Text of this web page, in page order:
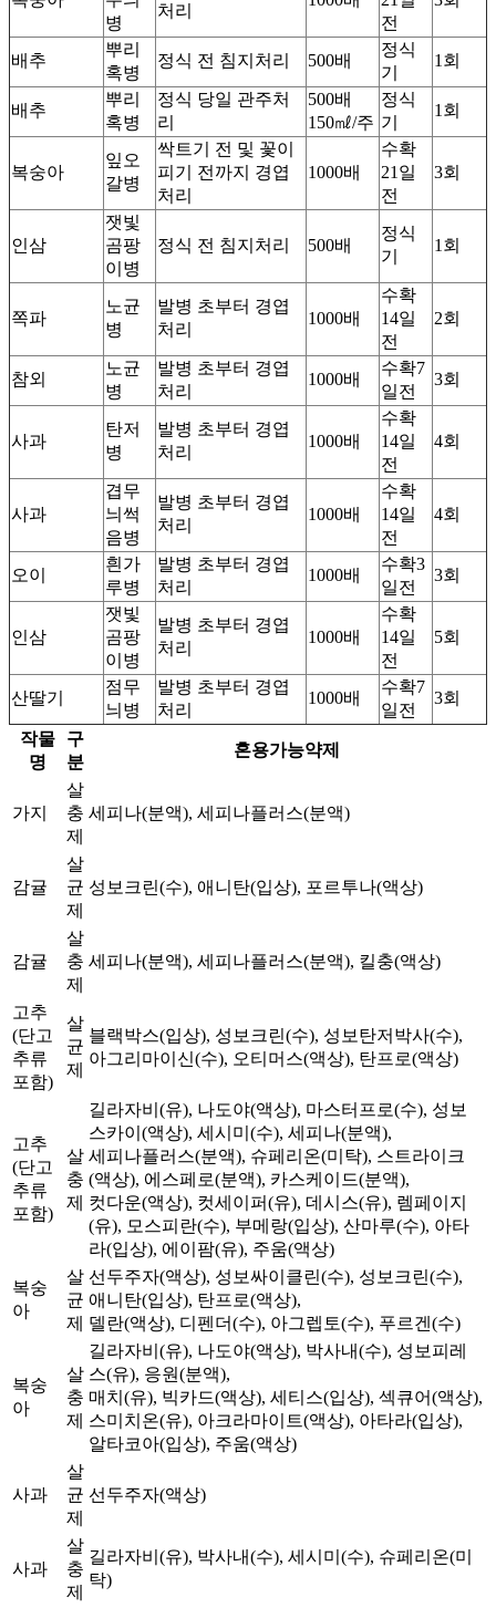
병
처리
전
배추
뿌리
혹병
정식 전 침지처리 500배
정식
기
1회
배추
뿌리
혹병
정식 당일 관주처
리
500배
150㎖/주
정식
기
1회
복숭아
잎오
갈병
싹트기 전 및 꽃이
피기 전까지 경엽
처리
1000배
수확
21일
전
3회
인삼
잿빛
곰팡
이병
정식 전 침지처리 500배
정식
기
1회
쪽파
노균
병
발병 초부터 경엽
처리
1000배
수확
14일
전
2회
참외
노균
병
발병 초부터 경엽
처리
1000배
수확7
일전
3회
사과
탄저
병
발병 초부터 경엽
처리
1000배
수확
14일
전
4회
사과
겹무
늬썩
음병
발병 초부터 경엽
처리
1000배
수확
14일
전
4회
오이
흰가
루병
발병 초부터 경엽
처리
1000배
수확3
일전
3회
인삼
잿빛
곰팡
이병
발병 초부터 경엽
처리
1000배
수확
14일
전
5회
산딸기
점무
늬병
발병 초부터 경엽
처리
1000배
수확7
일전
3회
작물
명
구
분
혼용가능약제
가지
살
충
제
세피나(분액), 세피나플러스(분액)
감귤
살
균
제
성보크린(수), 애니탄(입상), 포르투나(액상)
감귤
살
충
제
세피나(분액), 세피나플러스(분액), 킬충(액상)
고추
(단고
추류
포함)
살
균
제
블랙박스(입상), 성보크린(수), 성보탄저박사(수),
아그리마이신(수), 오티머스(액상), 탄프로(액상)
고추
(단고
추류
포함)
살
충
제
길라자비(유), 나도야(액상), 마스터프로(수), 성보
스카이(액상), 세시미(수), 세피나(분액),
세피나플러스(분액), 슈페리온(미탁), 스트라이크
(액상), 에스페로(분액), 카스케이드(분액),
컷다운(액상), 컷세이퍼(유), 데시스(유), 렘페이지
(유), 모스피란(수), 부메랑(입상), 산마루(수), 아타
라(입상), 에이팜(유), 주움(액상)
복숭
아
살
균
제
선두주자(액상), 성보싸이클린(수), 성보크린(수),
애니탄(입상), 탄프로(액상),
델란(액상), 디펜더(수), 아그렙토(수), 푸르겐(수)
복숭
아
살
충
제
길라자비(유), 나도야(액상), 박사내(수), 성보피레
스(유), 응원(분액),
매치(유), 빅카드(액상), 세티스(입상), 섹큐어(액상),
스미치온(유), 아크라마이트(액상), 아타라(입상),
알타코아(입상), 주움(액상)
사과
살
균
제
선두주자(액상)
사과
살
충
제
길라자비(유), 박사내(수), 세시미(수), 슈페리온(미
탁)